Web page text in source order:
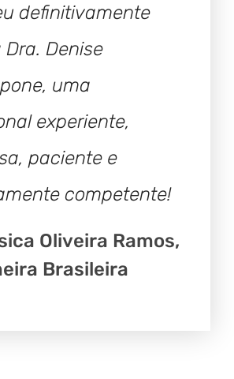
definitivamente
Denise
uma
experiente,
paciente e
competente!
Oliveira Ramos,
Brasileira